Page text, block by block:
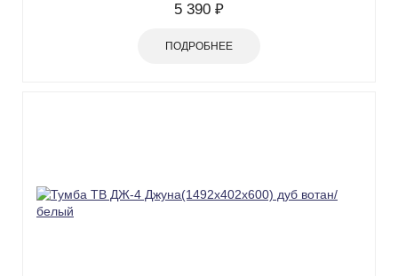
5 390 ₽
ПОДРОБНЕЕ